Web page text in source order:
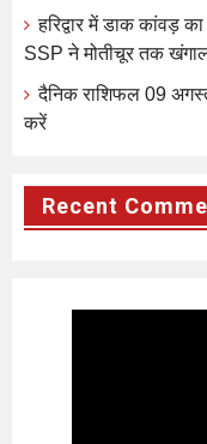
हरिद्वार में डाक कांवड़
SSP ने मोतीचूर तक
दैनिक राशिफल 09
करें
Recent